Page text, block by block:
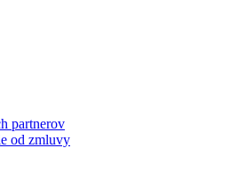
partnerov
od zmluvy